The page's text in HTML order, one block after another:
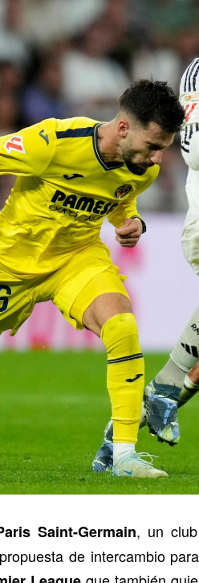
Saint-Germain, un
de intercambio